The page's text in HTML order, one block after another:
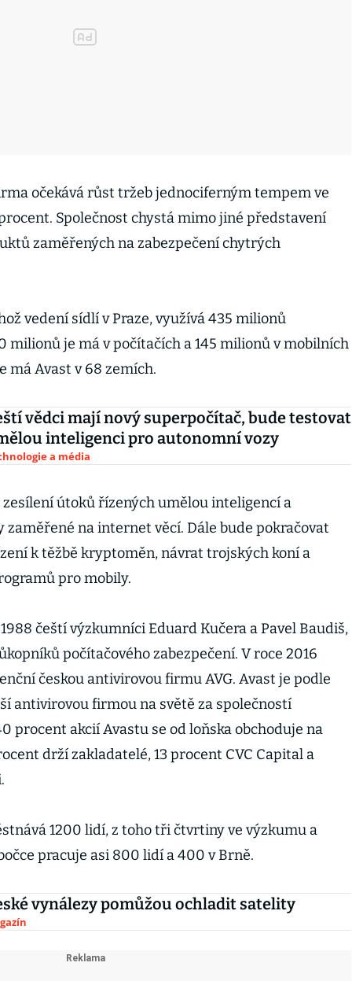
očekává růst tržeb jednociferným tempem ve
Společnost chystá mimo jiné představení
zaměřených na zabezpečení chytrých
vedení sídlí v Praze, využívá 435 milionů
milionů je má v počítačích a 145 milionů v mobilních
má Avast v 68 zemích.
vědci mají nový superpočítač, bude testovat
inteligenci pro autonomní vozy
a média
zesílení útoků řízených umělou inteligencí a
zaměřené na internet věcí. Dále bude pokračovat
k těžbě kryptoměn, návrat trojských koní a
pro mobily.
čeští výzkumníci Eduard Kučera a Pavel Baudiš,
počítačového zabezpečení. V roce 2016
českou antivirovou firmu AVG. Avast je podle
antivirovou firmou na světě za společností
procent akcií Avastu se od loňska obchoduje na
drží zakladatelé, 13 procent CVC Capital a
1200 lidí, z toho tři čtvrtiny ve výzkumu a
pracuje asi 800 lidí a 400 v Brně.
vynálezy pomůžou ochladit satelity